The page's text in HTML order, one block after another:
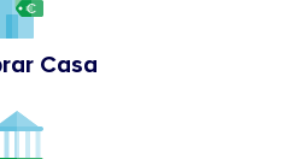
Casa